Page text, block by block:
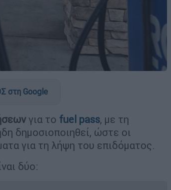
στη Google
για το fuel pass, με τη
δημοσιοποιηθεί, ώστε οι
για τη λήψη του επιδόματος.
δύο: